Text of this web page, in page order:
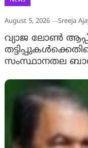
August 5, 2026 Sreeja
വ്യാജ ലോൺ
സംസ്ഥാനതല